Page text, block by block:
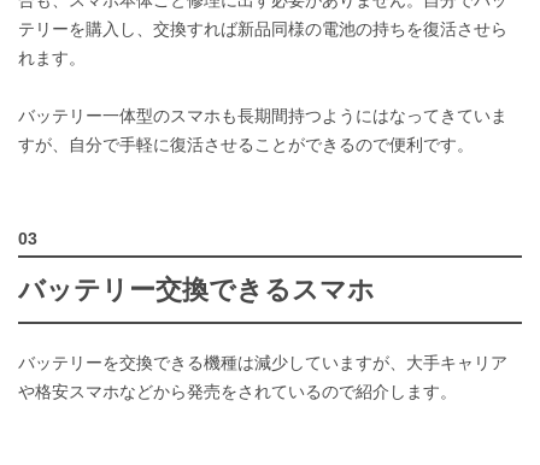
テリーを購入し、交換すれば新品同様の電池の持ちを復活させら
れます。
バッテリー一体型のスマホも長期間持つようにはなってきていま
すが、自分で手軽に復活させることができるので便利です。
バッテリー交換できるスマホ
バッテリーを交換できる機種は減少していますが、大手キャリア
や格安スマホなどから発売をされているので紹介します。